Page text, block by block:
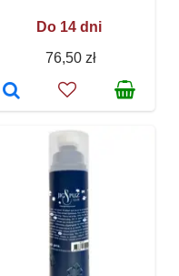
Do 14 dni
76,50 zł